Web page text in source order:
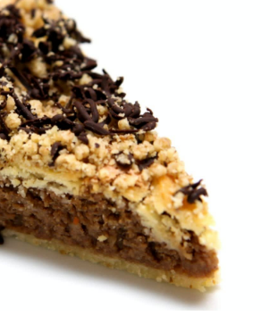
30 minut